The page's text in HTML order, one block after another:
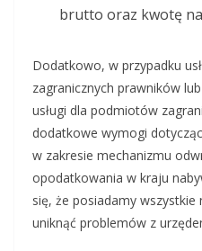
brutto oraz kwotę
Dodatkowo, w przypadku
zagranicznych prawników
usługi dla podmiotów
dodatkowe wymogi
w zakresie mechanizmu
opodatkowania w kraju
się, że posiadamy
uniknąć problemów z